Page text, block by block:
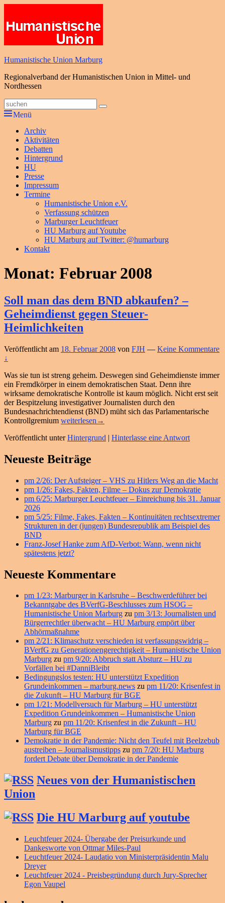
springen
Humanistische Union Marburg
Regionalverband der Humanistischen Union in Mittel- und
Nordhessen
Suche
nach:
Suchen
Menü
Primäres
Menü
Archiv
Aktivitäten
Debatten
Hintergrund
HU
Presse
Impressum
Termine
Humanistische Union e.V.
Verfassung schützen
Marburger Leuchtfeuer
HU Marburg auf Youtube
HU Marburg auf Twitter: @humarburg
Kontakt
Monat: Februar 2008
Soll man das dem BND abkaufen? –
Geheimdienst gegen Steuer-
Heimlichkeiten
Veröffentlicht am 18. Februar 2008 von FJH — Keine Kommentare
↓
Was sie tun ist streng geheim. Deswegen sind Geheimdienste immer
ein Fremdkörper in einem demokratischen Staat. Denn ihre
wirksame demokratische Kontrolle ist kaum möglich. Nicht erst seit
der Bespitzelung investigativer Journalisten durch den
Bundesnachrichtendienst (BND) müht sich das Parlamentarische
Kontrollgremium Soll
das
BND
abkaufen?
Geheimdienst
gegen
Steuer-
weiterlesen →
Veröffentlicht unter Hintergrund | Hinterlasse eine Antwort
Primärer
Widget-
Bereich
Neueste Beiträge
pm 2/26: Der Aufsteiger – VHS zu Hitlers Weg an die Macht
pm 1/26: Fakes, Fakten, Filme – Dokus zur Demokratie
pm 6/25: Marburger Leuchtfeuer – Einreichung bis 31. Januar
2026
pm 5/25: Filme, Fakes, Fakten – Kontinuitäten rechtsextremer
Strukturen in der (jungen) Bundesrepublik am Beispiel des
BND
Franz-Josef Hanke zum AfD-Verbot: Wann, wenn nicht
spätestens jetzt?
Neueste Kommentare
pm 1/23: Marburger in Karlsruhe – Beschwerdeführer bei
Bekanntgabe des BVerfG-Beschlusses zum HSOG –
Humanistische Union Marburg zu pm 3/13: Journalisten und
Bürgerrechtler überwacht – HU Marburg empört über
Abhörmaßnahme
pm 2/21: Klimaschutz verschieden ist verfassungswidrig –
BVerfG zu Generationengerechtigkeit – Humanistische Union
Marburg zu pm 9/20: Abbruch statt Absturz – HU zu
Vorfällen bei #DanniBleibt
Bedingungslos testen: HU unterstützt Expedition
Grundeinkommen – marburg.news zu pm 11/20: Krisenfest in
die Zukunft – HU Marburg für BGE
pm 1/21: Modellversuch für Marburg – HU unterstützt
Expedition Grundeinkommen – Humanistische Union
Marburg zu pm 11/20: Krisenfest in die Zukunft – HU
Marburg für BGE
Demokratie in der Pandemie: Nicht den Teufel mit Beelzebub
austreiben – Journalismustipps zu pm 7/20: HU Marburg
fordert Debate über Demokratie in der Pandemie
Neues von der Humanistischen
Union
Die HU Marburg auf youtube
Leuchtfeuer 2024- Übergabe der Preisurkunde und
Dankesworte von Ottmar Miles-Paul
Leuchtfeuer 2024- Laudatio von Ministerpräsidentin Malu
Dreyer
Leuchtfeuer 2024 - Preisbegründung durch Jury-Sprecher
Egon Vaupel